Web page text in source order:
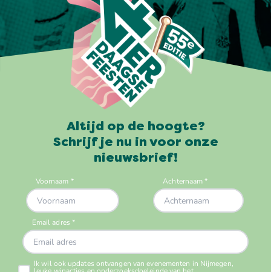
Altijd op de hoogte?
Schrijf je nu in voor onze
nieuwsbrief!